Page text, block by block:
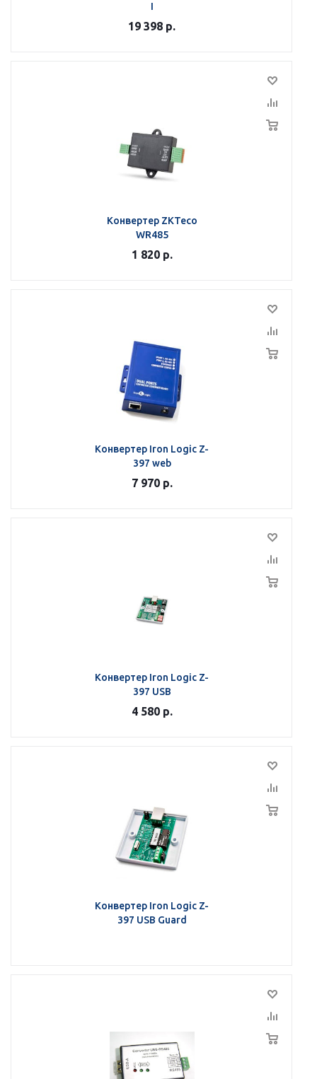
I
19 398 р.
Конвертер ZKTeco
WR485
1 820р.
Конвертер Iron Logic Z-
397 web
7 970р.
Конвертер Iron Logic Z-
397 USB
4 580р.
Конвертер Iron Logic Z-
397 USB Guard